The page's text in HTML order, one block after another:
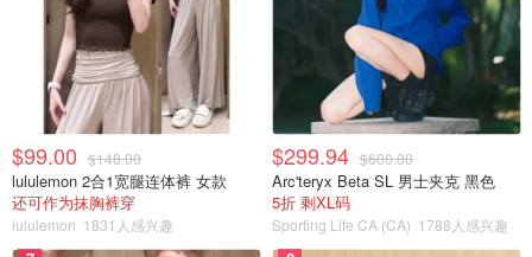
$99.00 $148.00
lululemon 2合1宽腿连体裤 女款
还可作为抹胸裤穿
lululemon 1831人感兴趣
$299.94 $600.00
Arc'teryx Beta SL 男士夹克 黑色
5折 剩XL码
Sporting Life CA (CA) 1788人感兴趣